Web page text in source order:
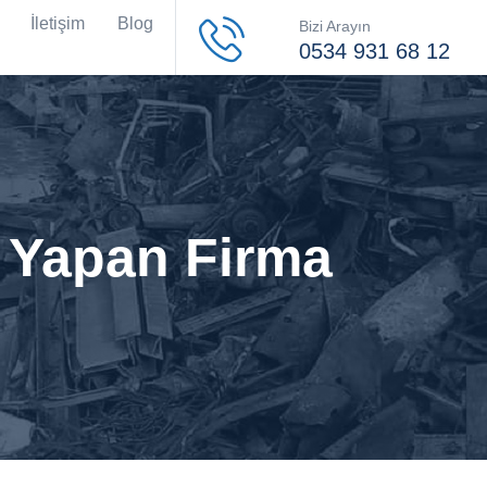
İletişim Blog Bizi Arayın
0534 931 68 12
Firma